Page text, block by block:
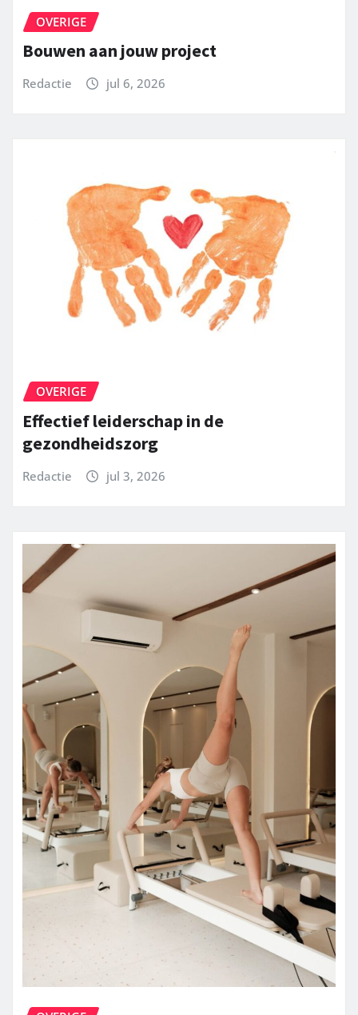
OVERIGE
Bouwen aan jouw project
Redactie jul 6, 2026
OVERIGE
Effectief leiderschap in de
gezondheidszorg
Redactie jul 3, 2026